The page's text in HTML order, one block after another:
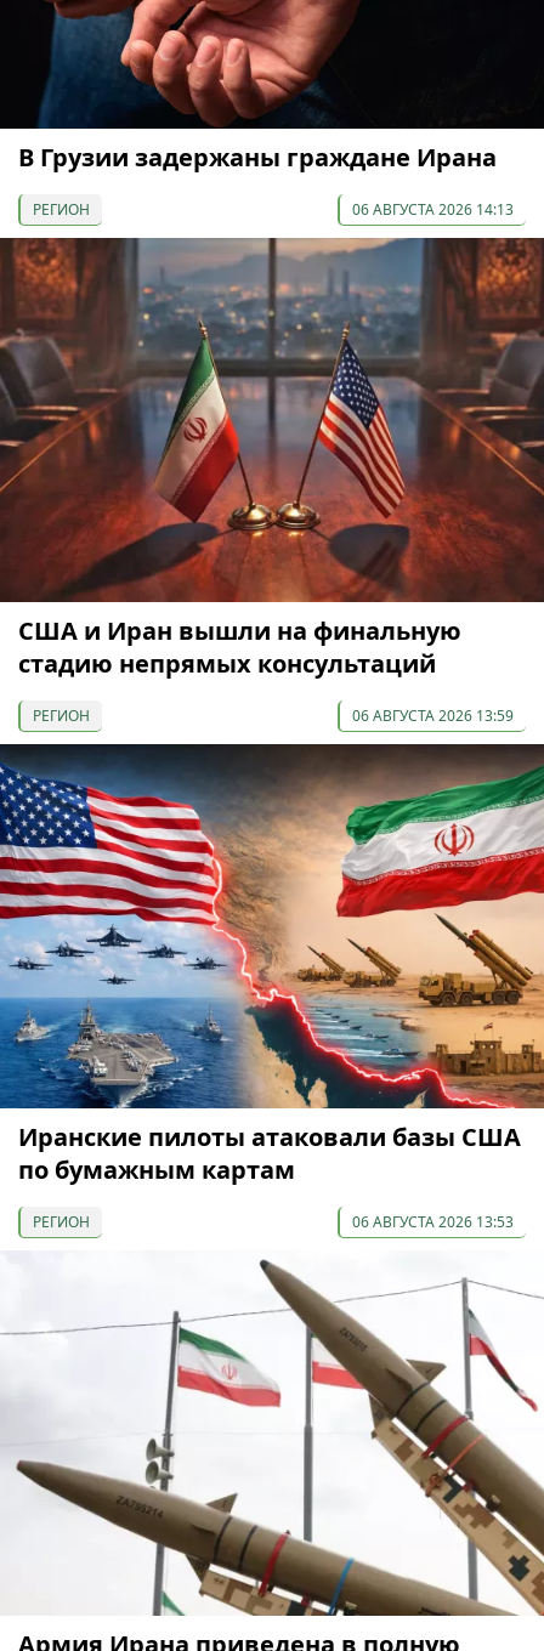
В Грузии задержаны граждане Ирана
РЕГИОН 06 АВГУСТА 2026 14:13
США и Иран вышли на финальную
стадию непрямых консультаций
РЕГИОН 06 АВГУСТА 2026 13:59
Иранские пилоты атаковали базы США
по бумажным картам
РЕГИОН 06 АВГУСТА 2026 13:53
Армия Ирана приведена в полную